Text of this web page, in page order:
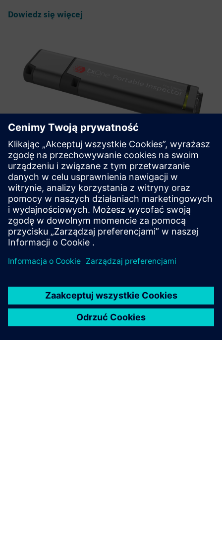
Dowiedz się więcej
TXOne Portable Inspector
Portable Inspector to przenośne, wolne od instalacji
narzędzie USB OT, którego celem jest uzbrojenie
operatorów OT przed złośliwymi działaniami.
Dowiedz się więcej